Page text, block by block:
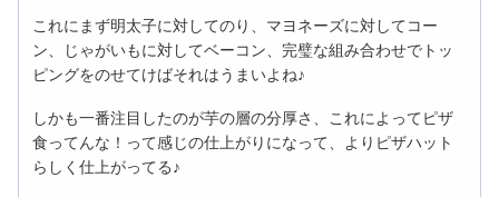
これにまず明太子に対してのり、 マヨネーズに対してコー
ン、じゃがいもに対してベーコン、 完璧な組み合わせでトッ
ピングをのせてけばそれはうまいよね♪
しかも一番注目したのが芋の層の分厚さ、
これによってピザ
食ってんな！って感じの仕上がりになって、
よりピザハット
らしく仕上がってる♪